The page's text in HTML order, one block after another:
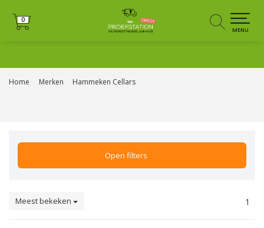
0
0
MENU
Home Merken Hammeken Cellars
Open filters
Meest bekeken 1